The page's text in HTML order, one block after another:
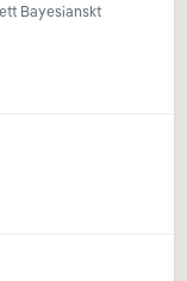
Bayesianskt